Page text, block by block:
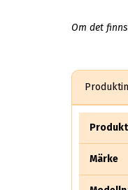
Om det
Märke